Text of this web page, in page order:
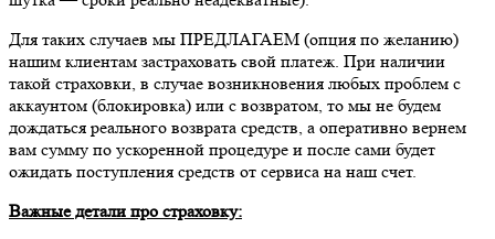
Для таких случаев мы ПРЕДЛАГАЕМ (опция по желанию)
нашим клиентам застраховать свой платеж. При наличии
такой страховки, в случае возникновения любых проблем с
аккаунтом (блокировка) или с возвратом, то мы не будем
дождаться реального возврата средств, а оперативно вернем
вам сумму по ускоренной процедуре и после сами будет
ожидать поступления средств от сервиса на наш счет.
Важные детали про страховку: